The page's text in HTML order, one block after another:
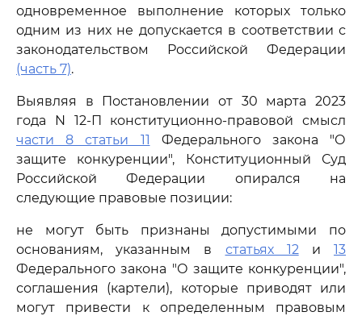
одновременное выполнение которых только
одним из них не допускается в соответствии с
законодательством Российской Федерации
(часть 7).
Выявляя в Постановлении от 30 марта 2023
года N 12-П конституционно-правовой смысл
части 8 статьи 11 Федерального закона "О
защите конкуренции", Конституционный Суд
Российской Федерации опирался на
следующие правовые позиции:
не могут быть признаны допустимыми по
основаниям, указанным в статьях 12и13
Федерального закона "О защите конкуренции",
соглашения (картели), которые приводят или
могут привести к определенным правовым